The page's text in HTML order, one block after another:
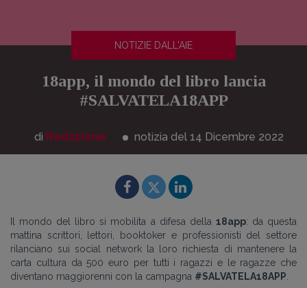
NOTIZIE DALL'AIE
18app, il mondo del libro lancia
#SALVATELA18APP
di Redazione notizia del 14 Dicembre 2022
Il mondo del libro si mobilita a difesa della 18app: da questa
mattina scrittori, lettori, booktoker e professionisti del settore
rilanciano sui social network la loro richiesta di mantenere la
carta cultura da 500 euro per tutti i ragazzi e le ragazze che
diventano maggiorenni con la campagna #SALVATELA18APP